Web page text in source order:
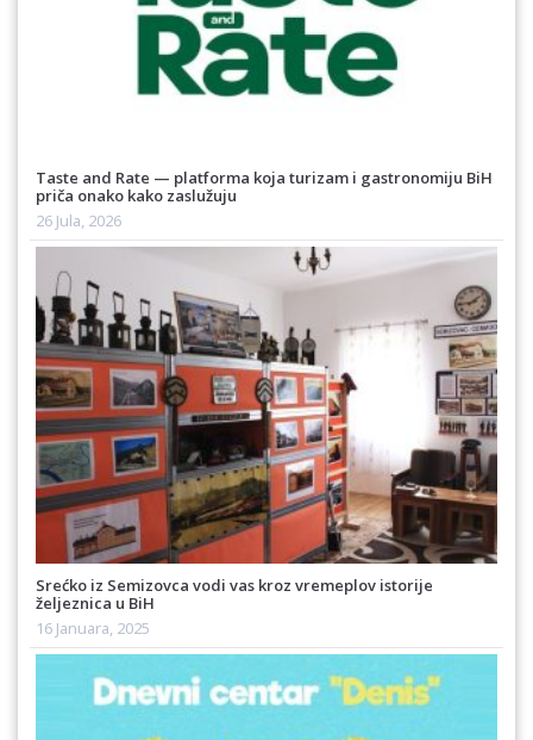
Taste and Rate — platforma koja turizam i gastronomiju BiH
priča onako kako zaslužuju
26 Jula, 2026
Srećko iz Semizovca vodi vas kroz vremeplov istorije
željeznica u BiH
16 Januara, 2025